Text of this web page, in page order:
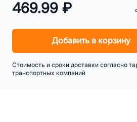
469.99 ₽
Добавить в корзину
Стоимость и сроки доставки согласно
транспортных компаний